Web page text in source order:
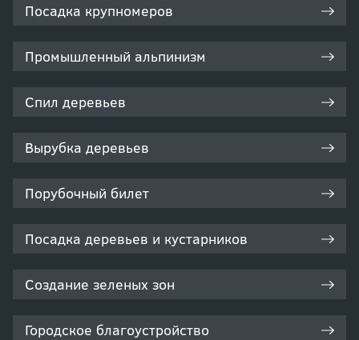
Посадка крупномеров
Промышленный альпинизм
Спил деревьев
Вырубка деревьев
Порубочный билет
Посадка деревьев и кустарников
Создание зеленых зон
Городское благоустройство